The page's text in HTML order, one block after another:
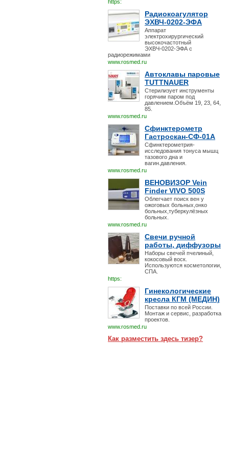
https:
Радиокоагулятор
ЭХВЧ-0202-ЭФА
Аппарат
электрохирургический
высокочастотный
ЭХВЧ-0202-ЭФА с
радиорежимами
www.rosmed.ru
Автоклавы паровые
TUTTNAUER
Стерилизует инструменты
горячим паром под
давлением.Объём 19, 23, 64,
85.
www.rosmed.ru
Сфинктерометр
Гастроскан-СФ-01А
Сфинктерометрия-
исследования тонуса мышц
тазового дна и
вагин.давления.
www.rosmed.ru
ВЕНОВИЗОР Vein
Finder VIVO 500S
Облегчает поиск вен у
ожоговых больных,онко
больных,туберкулёзных
больных.
www.rosmed.ru
Свечи ручной
работы, диффузоры
Наборы свечей пчелиный,
кокосовый воск.
Используются косметологии,
СПА.
https:
Гинекологические
кресла КГМ (МЕДИН)
Поставки по всей России.
Монтаж и сервис, разработка
проектов.
www.rosmed.ru
Как разместить здесь тизер?